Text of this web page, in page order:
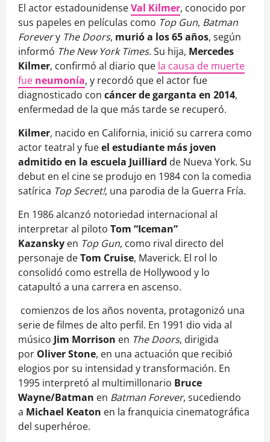
El actor estadounidenseVal Kilmer, conocido por
sus papeles en películas como Top Gun, Batman
Forevery The Doors, murió a los 65 años, según
informó The New York Times. Su hija, Mercedes
Kilmer, confirmó al diario que la causa de muerte
fue neumonía, y recordó que el actor fue
diagnosticado con cáncer de garganta en 2014,
enfermedad de la que más tarde se recuperó.
Kilmer, nacido en California, inició su carrera como
actor teatral y fueel estudiante más joven
admitido en la escuela Juilliard de Nueva York. Su
debut en el cine se produjo en 1984 con la comedia
satírica Top Secret!, una parodia de la Guerra Fría.
En 1986 alcanzó notoriedad internacional al
interpretar al piloto Tom “Iceman”
Kazansky en Top Gun, como rival directo del
personaje deTom Cruise, Maverick. El rol lo
consolidó como estrella de Hollywood y lo
catapultó a una carrera en ascenso.
comienzos de los años noventa, protagonizó una
serie de filmes de alto perfil. En 1991 dio vida al
músico Jim Morrison en The Doors, dirigida
por Oliver Stone, en una actuación que recibió
elogios por su intensidad y transformación. En
1995 interpretó al multimillonario Bruce
Wayne/Batman en Batman Forever, sucediendo
a Michael Keaton en la franquicia cinematográfica
del superhéroe.